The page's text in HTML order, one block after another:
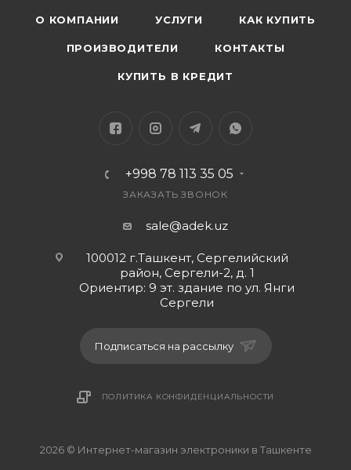
О КОМПАНИИ УСЛУГИ КАК КУПИТЬ
ПРОИЗВОДИТЕЛИ КОНТАКТЫ
КУПИТЬ В КРЕДИТ
+998 78 113 35 05
ЗАКАЗАТЬ ЗВОНОК
sale@adek.uz
100012 г.Ташкент, Сергелийский
район, Сергели-2, д. 1
Ориентир: 9 эт. здание по ул. Янги
Сергели
Подписаться на рассылку
ПОЛИТИКА КОНФИДЕНЦИАЛЬНОСТИ
2026 © Интернет-магазин электроники в Ташкенте